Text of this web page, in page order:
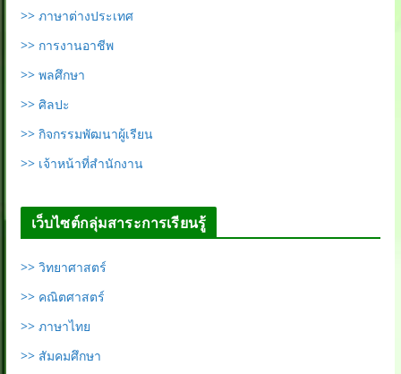
>> ภาษาต่างประเทศ
>> การงานอาชีพ
>> พลศึกษา
>> ศิลปะ
>> กิจกรรมพัฒนาผู้เรียน
>> เจ้าหน้าที่สำนักงาน
เว็บไซต์กลุ่มสาระการเรียนรู้
>> วิทยาศาสตร์
>> คณิตศาสตร์
>> ภาษาไทย
>> สัมคมศึกษา